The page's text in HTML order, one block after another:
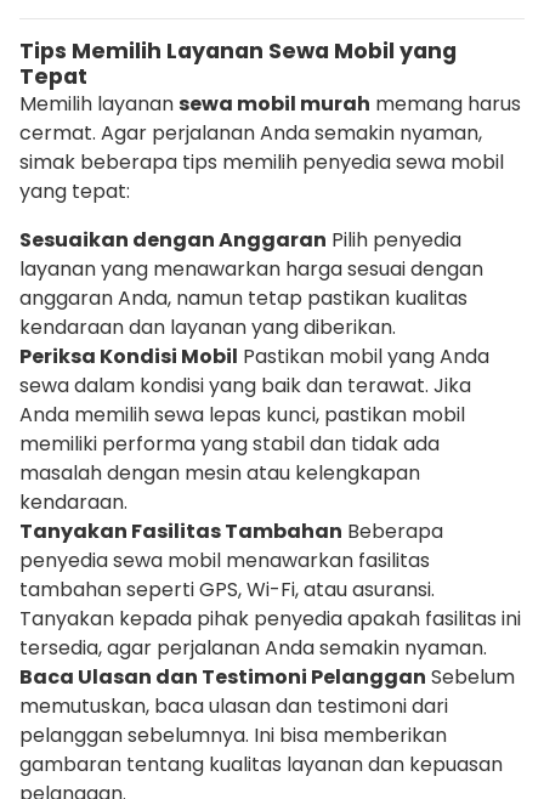
Tips Memilih Layanan Sewa Mobil yang
Tepat
Memilih layanansewa mobil murah memang harus
cermat. Agar perjalanan Anda semakin nyaman,
simak beberapa tips memilih penyedia sewa mobil
yang tepat:
Sesuaikan dengan Anggaran Pilih penyedia
layanan yang menawarkan harga sesuai dengan
anggaran Anda, namun tetap pastikan kualitas
kendaraan dan layanan yang diberikan.
Periksa Kondisi Mobil Pastikan mobil yang Anda
sewa dalam kondisi yang baik dan terawat. Jika
Anda memilih sewa lepas kunci, pastikan mobil
memiliki performa yang stabil dan tidak ada
masalah dengan mesin atau kelengkapan
kendaraan.
Tanyakan Fasilitas Tambahan Beberapa
penyedia sewa mobil menawarkan fasilitas
tambahan seperti GPS, Wi-Fi, atau asuransi.
Tanyakan kepada pihak penyedia apakah fasilitas ini
tersedia, agar perjalanan Anda semakin nyaman.
Baca Ulasan dan Testimoni Pelanggan Sebelum
memutuskan, baca ulasan dan testimoni dari
pelanggan sebelumnya. Ini bisa memberikan
gambaran tentang kualitas layanan dan kepuasan